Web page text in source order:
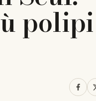
polipi